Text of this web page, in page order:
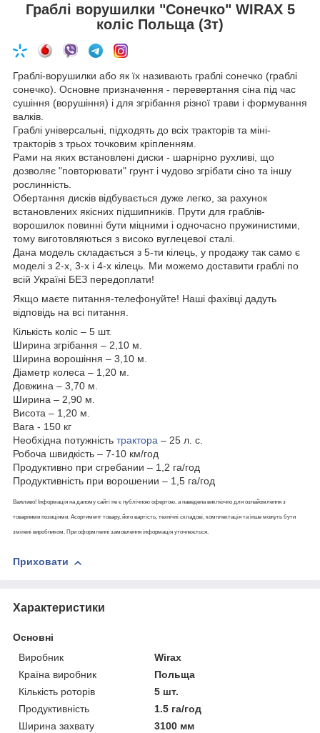
Граблі ворушилки "Сонечко" WIRAX 5
коліс Польща (3т)
Граблі-ворушилки або як їх називають граблі сонечко (граблі
сонечко). Основне призначення - перевертання сіна під час
сушіння (ворушіння) і для згрібання різної трави і формування
валків.
Граблі універсальні, підходять до всіх тракторів та міні-
тракторів з трьох точковим кріпленням.
Рами на яких встановлені диски - шарнірно рухливі, що
дозволяє "повторювати" грунт і чудово згрібати сіно та іншу
рослинність.
Обертання дисків відбувається дуже легко, за рахунок
встановлених якісних підшипників. Прути для граблів-
ворошилок повинні бути міцними і одночасно пружинистими,
тому виготовляються з високо вуглецевої сталі.
Дана модель складається з 5-ти кілець, у продажу так само є
моделі з 2-х, 3-х і 4-х кілець. Ми можемо доставити граблі по
всій Україні БЕЗ передоплати!
Якщо маєте питання-телефонуйте! Наші фахівці дадуть
відповідь на всі питання.
Кількість коліс – 5 шт.
Ширина згрібання – 2,10 м.
Ширина ворошіння – 3,10 м.
Діаметр колеса – 1,20 м.
Довжина – 3,70 м.
Ширина – 2,90 м.
Висота – 1,20 м.
Вага - 150 кг
Необхідна потужність трактора – 25 л. с.
Робоча швидкість – 7-10 км/год
Продуктивно при сгребании – 1,2 га/год
Продуктивність при ворошении – 1,5 га/год
Важливо! Інформація на даному сайті не є публічною офертою, а наведена виключно для ознайомлення з
товарними позиціями. Асортимент товару, його вартість, технічні складові, комплектація та інше можуть бути
змінені виробником. При оформленні замовлення інформація уточнюється.
Приховати
Характеристики
Основні
Виробник
Wirax
Країна виробник
Польща
Кількість роторів
5 шт.
Продуктивність
1.5 га/год
Ширина захвату
3100 мм